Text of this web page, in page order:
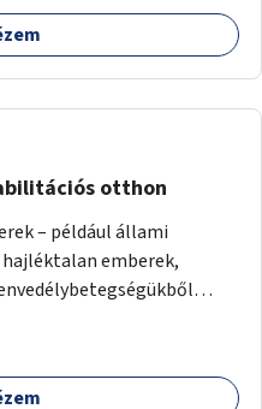
otthon
– például állami
emberek,
A program a közvetlen